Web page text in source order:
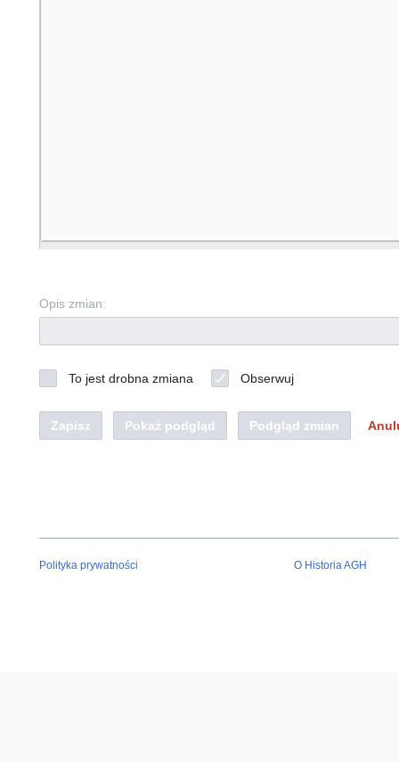
Opis zmian:
To jest drobna zmiana Obserwuj
Zapisz Pokaż podgląd Podgląd zmian
Polityka prywatności O Historia AGH